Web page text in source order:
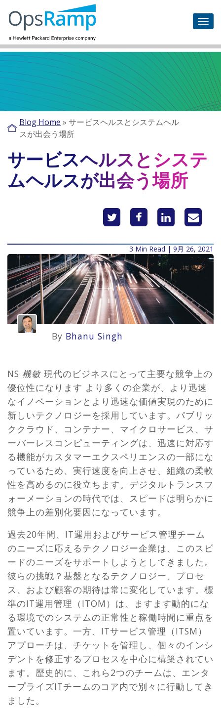
Blog Home » サービスヘルスとシステムヘル
スが出会う場所
サービスヘルスとシステ
ムヘルスが出会う場所
3 Min Read | 9月 26, 2021
By Bhanu Singh
NS 機敏 現代のビジネスにとって主要な競争上の
優位性になります より多くの企業が、より迅速
なイノベーションとより迅速な価値実現のために
新しいテクノロジーを採用しています。パブリッ
ククラウド、コンテナー、マイクロサービス、サ
ーバーレスコンピューティングは、迅速に対応す
る機能がカスタマーエクスペリエンスの一部にな
っているため、実行速度を向上させ、組織の柔軟
性を高めるのに役立ちます。デジタルトランスフ
ォーメーションの時代では、スピードは明らかに
競争上の差別化要因になっています。
過去20年間、IT運用およびサービス管理チーム
のニーズに応えるテクノロジー企業は、このスピ
ードのニーズをサポートしようとしてきました。
彼らの挑戦？基盤となるテクノロジー、プロセ
ス、および顧客の期待は常に変化しています。標
準のIT運用管理（ITOM）は、ますます動的にな
る環境でのシステムの正常性と稼働時間に重点を
置いています。一方、ITサービス管理（ITSM）
アプローチは、チケットを管理し、個々のインシ
デントを修正するプロセスを中心に構築されてい
ます。歴史的に、これら2つのチームは、エンタ
ープライズITチームのコア内で別々に行動してき
ました。